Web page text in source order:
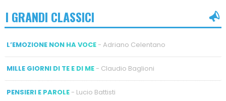
I GRANDI CLASSICI
L’EMOZIONE NON HA VOCE- Adriano Celentano
MILLE GIORNI DI TE E DI ME- Claudio Baglioni
PENSIERI E PAROLE- Lucio Battisti